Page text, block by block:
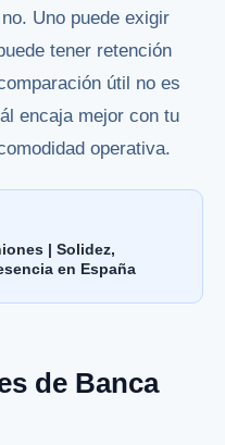
Uno puede exigir
tener retención
útil no es
encaja mejor con tu
operativa.
| Solidez,
en España
de Banca